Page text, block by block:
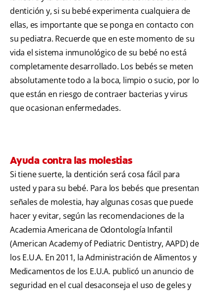
dentición y, si su bebé experimenta cualquiera de
ellas, es importante que se ponga en contacto con
su pediatra. Recuerde que en este momento de su
vida el sistema inmunológico de su bebé no está
completamente desarrollado. Los bebés se meten
absolutamente todo a la boca, limpio o sucio, por lo
que están en riesgo de contraer bacterias y virus
que ocasionan enfermedades.
Ayuda contra las molestias
Si tiene suerte, la dentición será cosa fácil para
usted y para su bebé. Para los bebés que presentan
señales de molestia, hay algunas cosas que puede
hacer y evitar, según las recomendaciones de la
Academia Americana de Odontología Infantil
(American Academy of Pediatric Dentistry, AAPD) de
los E.U.A. En 2011, la Administración de Alimentos y
Medicamentos de los E.U.A. publicó un anuncio de
seguridad en el cual desaconseja el uso de geles y